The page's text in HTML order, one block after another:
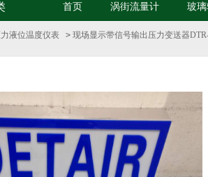
首页 涡街流量计 玻
液位温度仪表 > 现场显示带信号输出压力变送器